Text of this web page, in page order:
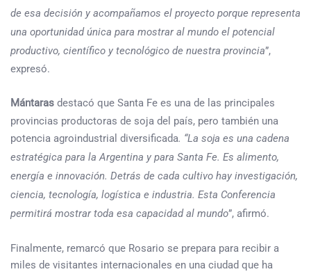
de esa decisión y acompañamos el proyecto porque representa
una oportunidad única para mostrar al mundo el potencial
productivo, científico y tecnológico de nuestra provincia”,
expresó.
Mántaras destacó que Santa Fe es una de las principales
provincias productoras de soja del país, pero también una
potencia agroindustrial diversificada. “La soja es una cadena
estratégica para la Argentina y para Santa Fe. Es alimento,
energía e innovación. Detrás de cada cultivo hay investigación,
ciencia, tecnología, logística e industria. Esta Conferencia
permitirá mostrar toda esa capacidad al mundo”, afirmó.
Finalmente, remarcó que Rosario se prepara para recibir a
miles de visitantes internacionales en una ciudad que ha